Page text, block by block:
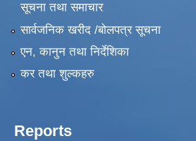
सूचना तथा समाचार
सार्वजनिक खरीद /बोलपत्र सूचना
एन, कानुन तथा निर्देशिका
कर तथा शुल्कहरु
Reports